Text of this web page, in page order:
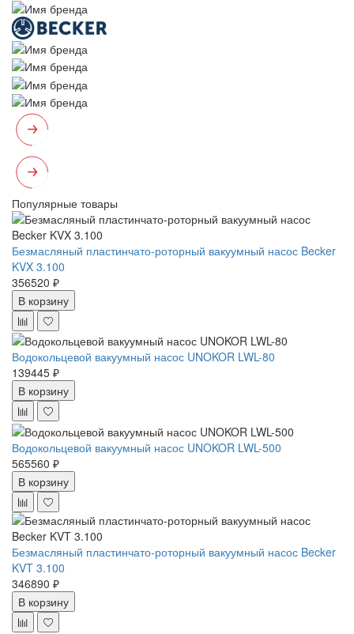
Популярные товары
Безмасляный пластинчато-роторный вакуумный насос Becker
KVX 3.100
356520 ₽
В корзину
Водокольцевой вакуумный насос UNOKOR LWL-80
139445 ₽
В корзину
Водокольцевой вакуумный насос UNOKOR LWL-500
565560 ₽
В корзину
Безмасляный пластинчато-роторный вакуумный насос Becker
KVT 3.100
346890 ₽
В корзину